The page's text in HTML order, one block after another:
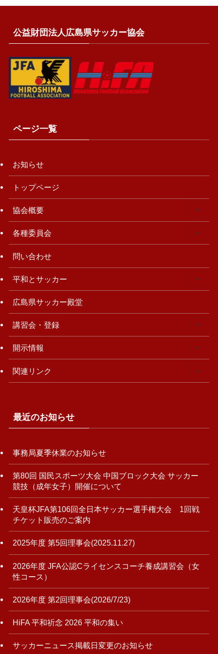
公益財団法人広島県サッカー協会
ページ一覧
お知らせ
トップページ
協会概要
各種委員会
問い合わせ
平和とサッカー
広島県サッカー殿堂
講習会・登録
開示情報
関連リンク
最近のお知らせ
事務局夏季休業のお知らせ
第80回 国民スポーツ大会 中国ブロック大会 サッカー
競技（成年女子）開催について
天皇杯JFA第106回全日本サッカー選手権大会 1回戦
チケット販売のご案内
2025年度 第5回理事会(2025.11.27)
2026年度 JFA公認Cライセンスコーチ養成講習会（女
性コース）
2026年度 第2回理事会(2026/7/23)
HiFA 平和祈念 2026 平和の集い
サッカーニュース掲載日変更のお知らせ